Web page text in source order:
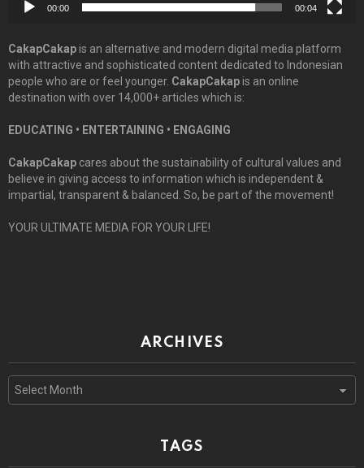
00:00 00:04
CakapCakapis an alternative and modern digital media platform
with attractive and sophisticated content dedicated to Indonesian
people who are or feel younger. CakapCakapis an online
destination with over 14,000+ articles which is:
EDUCATING • ENTERTAINING • ENGAGING
CakapCakap cares about the sustainability of cultural values and
believe in giving access to information which is independent &
impartial, transparent & balanced. So, be part of the movement!
YOUR ULTIMATE MEDIA FOR YOUR LIFE!
ARCHIVES
TAGS